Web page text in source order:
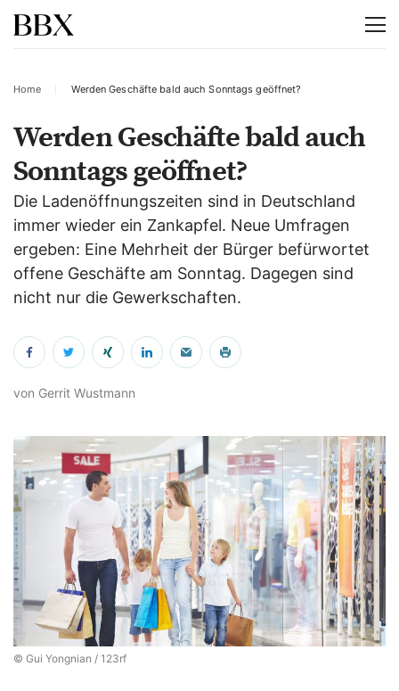
Home Werden Geschäfte bald auch Sonntags geöffnet?
Werden Geschäfte bald auch
Sonntags geöffnet?
Die Ladenöffnungszeiten sind in Deutschland
immer wieder ein Zankapfel. Neue Umfragen
ergeben: Eine Mehrheit der Bürger befürwortet
offene Geschäfte am Sonntag. Dagegen sind
nicht nur die Gewerkschaften.
von Gerrit Wustmann
© Gui Yongnian / 123rf